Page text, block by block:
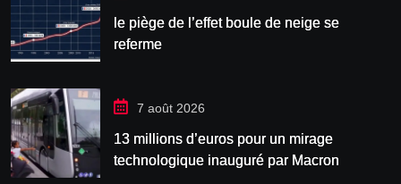
le piège de l’effet boule de neige se
referme
7 août 2026
13 millions d’euros pour un mirage
technologique inauguré par Macron